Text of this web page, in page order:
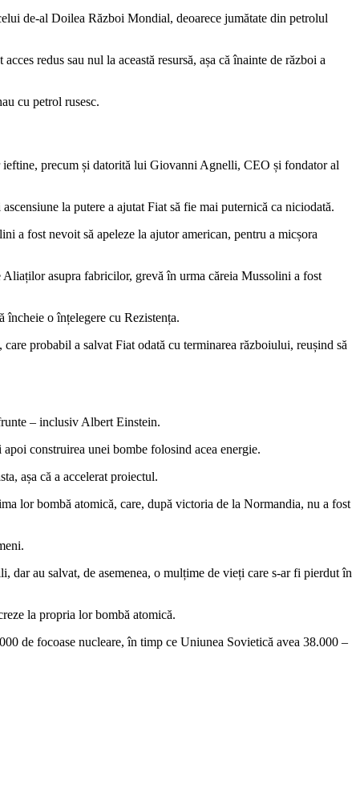
de-al Doilea Război Mondial, deoarece jumătate din petrolul
redus sau nul la această resursă, așa că înainte de război a
cu petrol rusesc.
precum și datorită lui Giovanni Agnelli, CEO și fondator al
la putere a ajutat Fiat să fie mai puternică ca niciodată.
a fost nevoit să apeleze la ajutor american, pentru a micșora
asupra fabricilor, grevă în urma căreia Mussolini a fost
încheie o înțelegere cu Rezistența.
probabil a salvat Fiat odată cu terminarea războiului, reușind să
– inclusiv Albert Einstein.
construirea unei bombe folosind acea energie.
așa că a accelerat proiectul.
lor bombă atomică, care, după victoria de la Normandia, nu a fost
dar au salvat, de asemenea, o mulțime de vieți care s-ar fi pierdut în
la propria lor bombă atomică.
de focoase nucleare, în timp ce Uniunea Sovietică avea 38.000 –